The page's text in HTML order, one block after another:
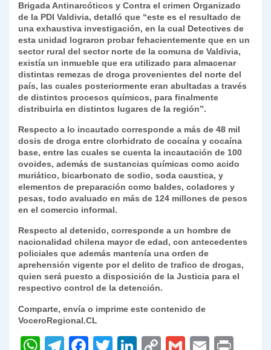
Brigada Antinarcóticos y Contra el crimen Organizado
de la PDI Valdivia, detalló que “este es el resultado de
una exhaustiva investigación, en la cual Detectives de
esta unidad lograron probar fehacientemente que en un
sector rural del sector norte de la comuna de Valdivia,
existía un inmueble que era utilizado para almacenar
distintas remezas de droga provenientes del norte del
país, las cuales posteriormente eran abultadas a través
de distintos procesos químicos, para finalmente
distribuirla en distintos lugares de la región”.
Respecto a lo incautado corresponde a más de 48 mil
dosis de droga entre clorhidrato de cocaína y cocaína
base, entre las cuales se cuenta la incautación de 100
ovoides, además de sustancias químicas como acido
muriático, bicarbonato de sodio, soda caustica, y
elementos de preparación como baldes, coladores y
pesas, todo avaluado en más de 124 millones de pesos
en el comercio informal.
Respecto al detenido, corresponde a un hombre de
nacionalidad chilena mayor de edad, con antecedentes
policiales que además mantenía una orden de
aprehensión vigente por el delito de trafico de drogas,
quien será puesto a disposición de la Justicia para el
respectivo control de la detención.
Comparte, envía o imprime este contenido de
VoceroRegional.CL